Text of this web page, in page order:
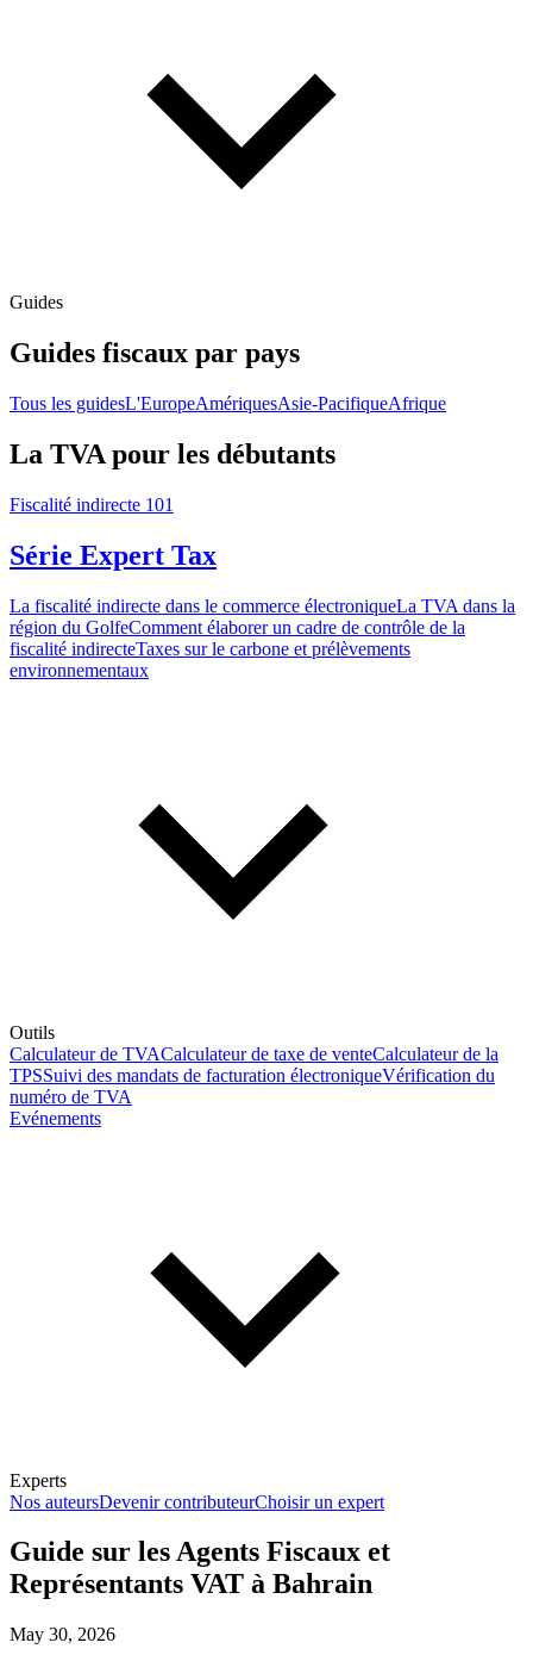
Guides
Guides fiscaux par pays
Tous les guidesL'EuropeAmériquesAsie-PacifiqueAfrique
La TVA pour les débutants
Fiscalité indirecte 101
Série Expert Tax
La fiscalité indirecte dans le commerce électroniqueLa TVA dans la
région du GolfeComment élaborer un cadre de contrôle de la
fiscalité indirecteTaxes sur le carbone et prélèvements
environnementaux
Outils
Calculateur de TVACalculateur de taxe de venteCalculateur de la
TPSSuivi des mandats de facturation électroniqueVérification du
numéro de TVA
Evénements
Experts
Nos auteursDevenir contributeurChoisir un expert
En savoir plus sur la fiscalité
Guide sur les Agents Fiscaux et
Représentants VAT à Bahrain
May 30, 2026